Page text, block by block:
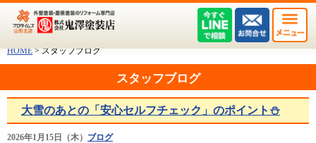
HOME > スタッフブログ
スタッフブログ
大雪のあとの「安心セルフチェック」のポイント⛄
2026年1月15日（木） ブログ